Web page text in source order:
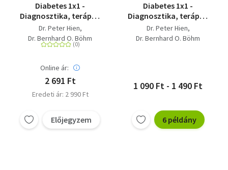
Diabetes 1x1 -
Diagnosztika, terápia,
gondozás
Dr. Peter Hien
Dr. Bernhard O. Böhm
Online ár:
2 691 Ft
Eredeti ár: 2 990 Ft
Előjegyzem
Diabetes 1x1 -
Diagnosztika, terápia,
gondozás
Dr. Peter Hien
Dr. Bernhard O. Böhm
1 090 Ft - 1 490 Ft
6 példány